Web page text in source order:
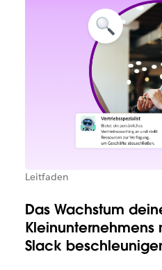
Leitfaden
Das Wachstum
Kleinunternehmens
Slack